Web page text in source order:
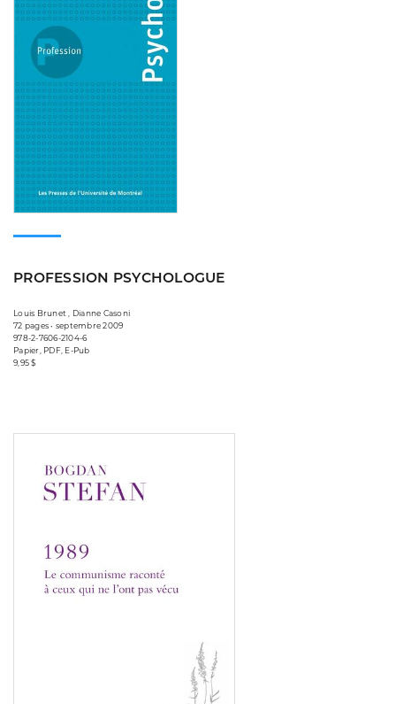
PROFESSION PSYCHOLOGUE
Louis Brunet , Dianne Casoni
72 pages • septembre 2009
978-2-7606-2104-6
Papier, PDF, E-Pub
9,95 $